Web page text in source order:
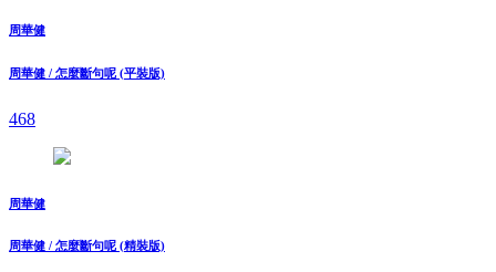
周華健
周華健 / 怎麼斷句呢 (平裝版)
468
周華健
周華健 / 怎麼斷句呢 (精裝版)